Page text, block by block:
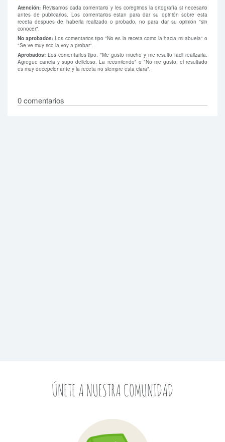
Atención: Revisamos cada comentario y les coregimos la ortografía si necesario
antes de publicarlos. Los comentarios estan para dar su opinión sobre esta
receta despues de haberla realizado o probado, no para dar su opinión "sin
conocer".
No aprobados:Los comentarios tipo "No es la receta como la hacia mi abuela" o
"Se ve muy rico la voy a probar".
Aprobados: Los comentarios tipo: "Me gusto mucho y me resulto facil realizarla.
Agregue canela y supo delicioso. La recomiendo" o "No me gusto, el resultado
es muy decepcionante y la receta no siempre esta clara".
0 comentarios
ÚNETE A NUESTRA COMUNIDAD